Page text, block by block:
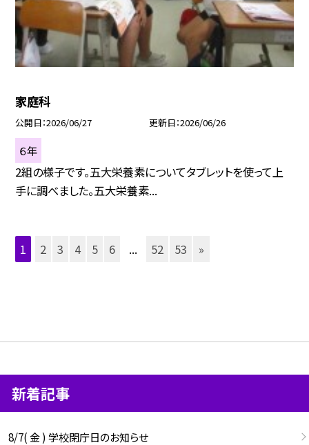
家庭科
公開日 2026/06/27 更新日 2026/06/26
６年
2組の様子です。五大栄養素についてタブレットを使って上
手に調べました。五大栄養素...
1 2 3 4 5 6 ... 52 53 »
新着記事
8/7( 金 ) 学校閉庁日のお知らせ